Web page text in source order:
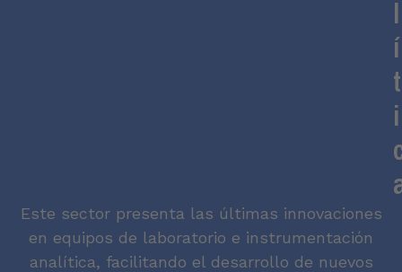
l
í
t
i
Este sector presenta las últimas innovaciones
en equipos de laboratorio e instrumentación
analítica, facilitando el desarrollo de nuevos